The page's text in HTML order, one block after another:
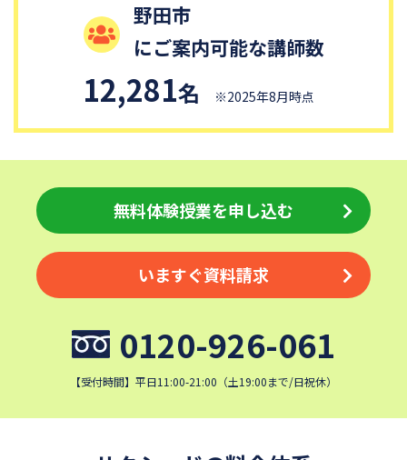
野田市
にご案内可能な講師数
12,281名 ※2025年8月時点
無料体験授業を申し込む
いますぐ資料請求
0120-926-061
【受付時間】平日11:00-21:00（土19:00まで/日祝休）